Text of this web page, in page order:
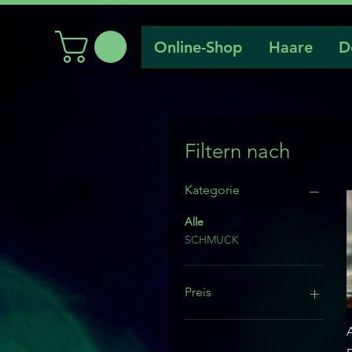
Online-Shop Haare
Filtern nach
Kategorie
Alle
SCHMUCK
Preis